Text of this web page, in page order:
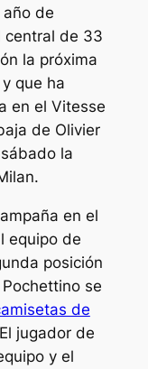
de
central de 33
la próxima
que ha
en el Vitesse
de Olivier
la
en el
equipo de
posición
se
de
jugador de
y el